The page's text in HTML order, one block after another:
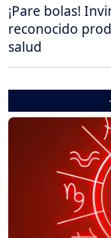
¡Pare bolas!
reconocido
salud